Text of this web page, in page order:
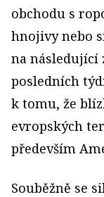
obchodu s
hnojivy nebo
na následující
posledních
k tomu, že
evropských
především
Souběžně se